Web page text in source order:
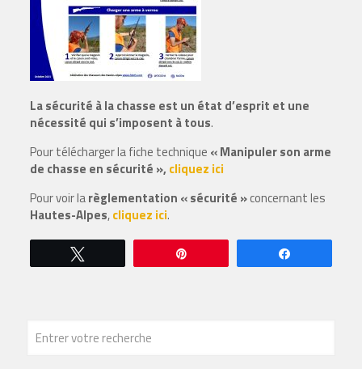
La sécurité à la chasse est un état d’esprit et une
nécessité qui s’imposent à tous.
Pour télécharger la fiche technique « Manipuler son arme
de chasse en sécurité », cliquez ici
Pour voir larèglementation « sécurité »concernant les
Hautes-Alpes,cliquez ici.